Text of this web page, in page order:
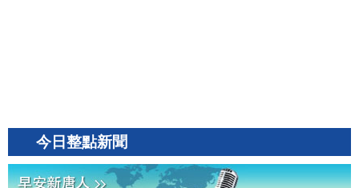
今日整點新聞